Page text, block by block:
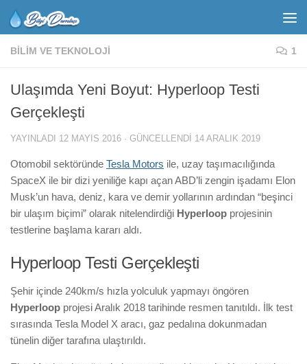
BILIM VE TEKNOLOJI 1
Ulaşımda Yeni Boyut: Hyperloop Testi
Gerçekleşti
YAYINLADI 12 MAYIS 2016 · GÜNCELLENDI 14 ARALIK 2019
Otomobil sektöründe Tesla Motors ile, uzay taşımacılığında
SpaceX ile bir dizi yeniliğe kapı açan ABD’li zengin işadamı Elon
Musk’un hava, deniz, kara ve demir yollarının ardından “beşinci
bir ulaşım biçimi” olarak nitelendirdiği Hyperloop projesinin
testlerine başlama kararı aldı.
Hyperloop Testi Gerçekleşti
Şehir içinde 240km/s hızla yolculuk yapmayı öngören
Hyperloop projesi Aralık 2018 tarihinde resmen tanıtıldı. İlk test
sırasında Tesla Model X aracı, gaz pedalına dokunmadan
tünelin diğer tarafına ulaştırıldı.